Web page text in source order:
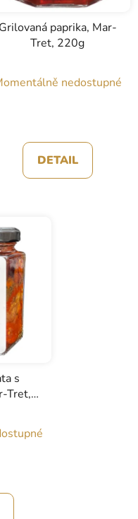
Grilovaná paprika, Mar-
Tret, 220g
nedostupné
DETAIL
s
Tret,